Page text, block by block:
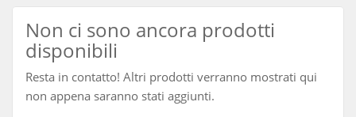
Non ci sono ancora prodotti
disponibili
Resta in contatto! Altri prodotti verranno mostrati qui
non appena saranno stati aggiunti.